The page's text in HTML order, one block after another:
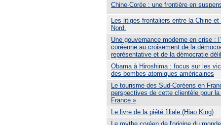
Chine-Corée : une frontière en
Les litiges frontaliers entre la Chine
Nord.
Une gouvernance moderne en crise :
coréenne au croisement de la
représentative et de la démocratie
Obama à Hiroshima : focus sur les
des bombes atomiques américaines
Le tourisme des Sud-Coréens en
perspectives de cette clientèle pour
France »
Le livre de la piété filiale (Hiao King)